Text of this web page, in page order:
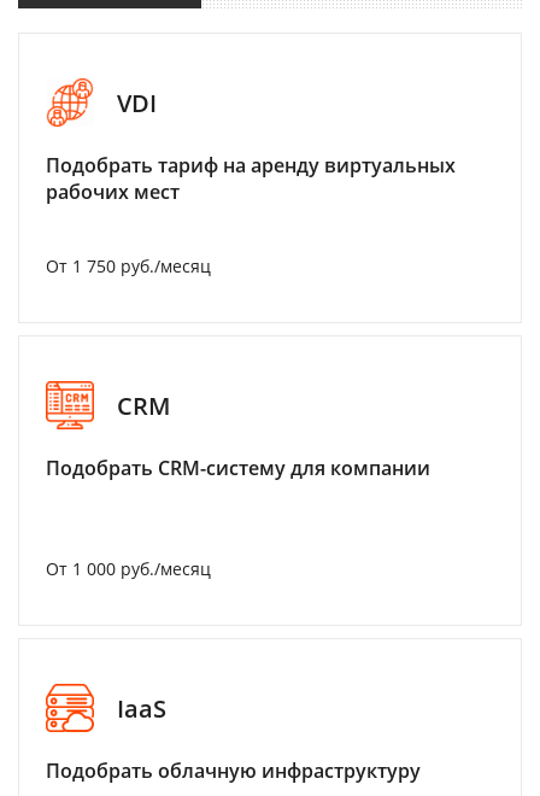
VDI
Подобрать тариф на аренду виртуальных
рабочих мест
От 1 750 руб./месяц
CRM
Подобрать CRM-систему для компании
От 1 000 руб./месяц
IaaS
Подобрать облачную инфраструктуру